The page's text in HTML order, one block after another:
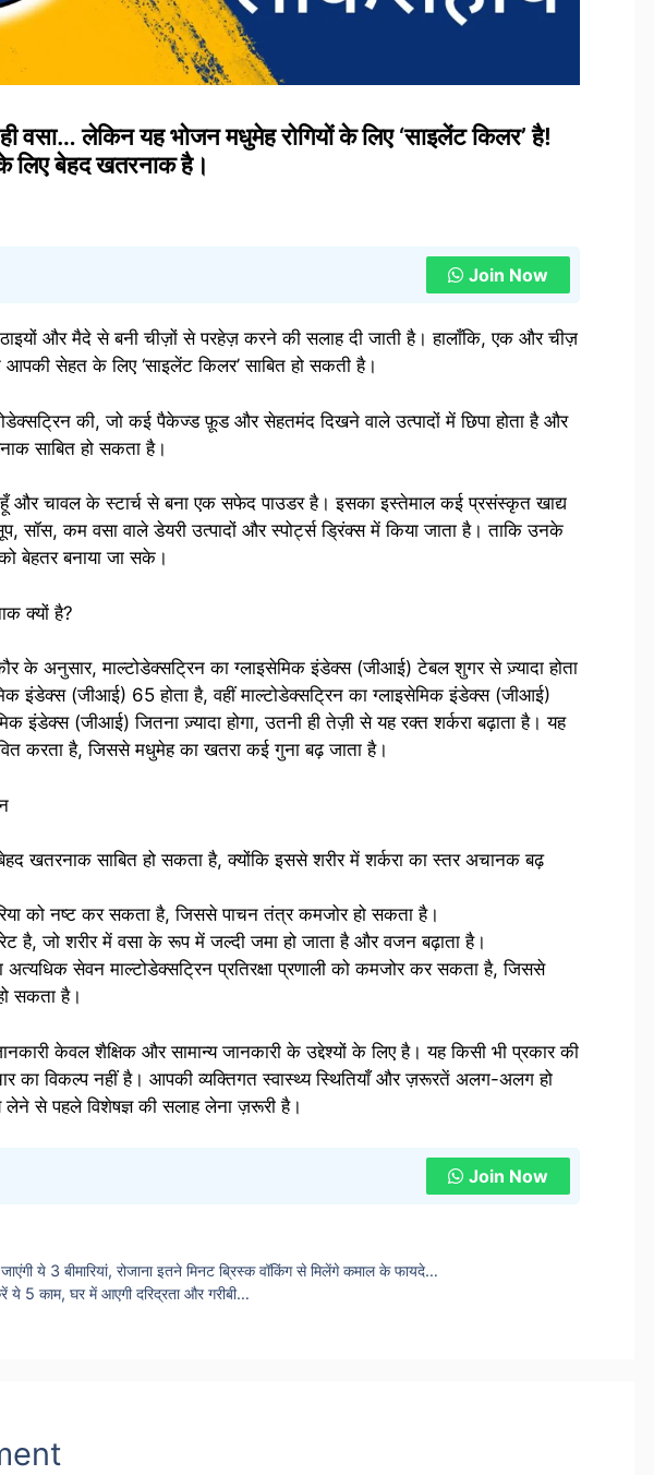
वसा… लेकिन यह भोजन मधुमेह रोगियों के लिए ‘साइलेंट किलर’ है!
लिए बेहद खतरनाक है।
Join Now
और मैदे से बनी चीज़ों से परहेज़ करने की सलाह दी जाती है। हालाँकि, एक और चीज़
सेहत के लिए ‘साइलेंट किलर’ साबित हो सकती है।
की, जो कई पैकेज्ड फ़ूड और सेहतमंद दिखने वाले उत्पादों में छिपा होता है और
साबित हो सकता है।
और चावल के स्टार्च से बना एक सफेद पाउडर है। इसका इस्तेमाल कई प्रसंस्कृत खाद्य
सूप, सॉस, कम वसा वाले डेयरी उत्पादों और स्पोर्ट्स ड्रिंक्स में किया जाता है। ताकि उनके
बेहतर बनाया जा सके।
क्यों है?
के अनुसार, माल्टोडेक्सट्रिन का ग्लाइसेमिक इंडेक्स (जीआई) टेबल शुगर से ज़्यादा होता
इंडेक्स (जीआई) 65 होता है, वहीं माल्टोडेक्सट्रिन का ग्लाइसेमिक इंडेक्स (जीआई)
इंडेक्स (जीआई) जितना ज़्यादा होगा, उतनी ही तेज़ी से यह रक्त शर्करा बढ़ाता है। यह
करता है, जिससे मधुमेह का खतरा कई गुना बढ़ जाता है।
खतरनाक साबित हो सकता है, क्योंकि इससे शरीर में शर्करा का स्तर अचानक बढ़
को नष्ट कर सकता है, जिससे पाचन तंत्र कमजोर हो सकता है।
है, जो शरीर में वसा के रूप में जल्दी जमा हो जाता है और वजन बढ़ाता है।
सेवन माल्टोडेक्सट्रिन प्रतिरक्षा प्रणाली को कमजोर कर सकता है, जिससे
सकता है।
केवल शैक्षिक और सामान्य जानकारी के उद्देश्यों के लिए है। यह किसी भी प्रकार की
का विकल्प नहीं है। आपकी व्यक्तिगत स्वास्थ्य स्थितियाँ और ज़रूरतें अलग-अलग हो
लेने से पहले विशेषज्ञ की सलाह लेना ज़रूरी है।
Join Now
ये 3 बीमारियां, रोजाना इतने मिनट ब्रिस्क वॉकिंग से मिलेंगे कमाल के फायदे…
5 काम, घर में आएगी दरिद्रता और गरीबी…